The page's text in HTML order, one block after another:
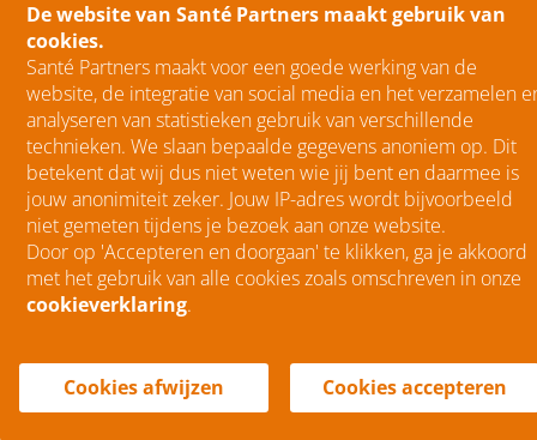
De website van Santé Partners maakt gebruik van
cookies.
Santé Partners maakt voor een goede werking van de
website, de integratie van social media en het verzamelen
analyseren van statistieken gebruik van verschillende
technieken. We slaan bepaalde gegevens anoniem op. Dit
betekent dat wij dus niet weten wie jij bent en daarmee is
jouw anonimiteit zeker. Jouw IP-adres wordt bijvoorbeeld
niet gemeten tijdens je bezoek aan onze website.
Door op 'Accepteren en doorgaan' te klikken, ga je akkoord
met het gebruik van alle cookies zoals omschreven in onze
cookieverklaring.
Cookies afwijzen Cookies accepteren
Menumenu